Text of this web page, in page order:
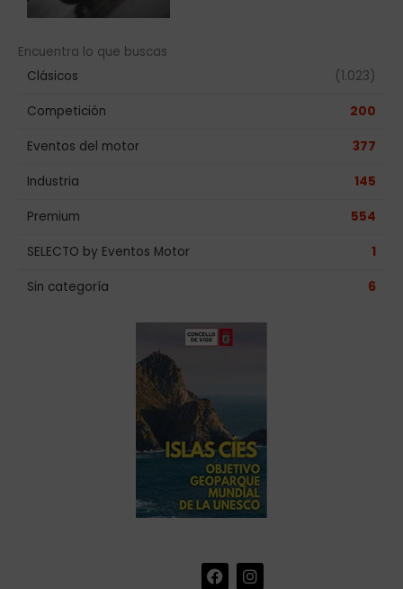
Encuentra lo que buscas
Clásicos
(1.023)
Competición 200
Eventos del motor 377
Industria 145
Premium 554
SELECTO by Eventos Motor 1
Sin categoría 6
F I